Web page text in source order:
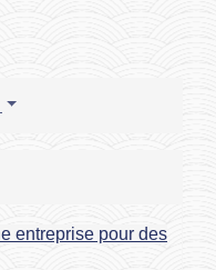
entreprise pour des